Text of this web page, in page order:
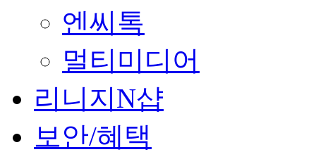
엔씨톡
멀티미디어
리니지N샵
보안/혜택